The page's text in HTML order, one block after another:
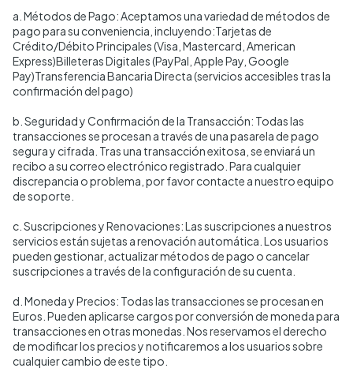
a. Métodos de Pago: Aceptamos una variedad de métodos de
pago para su conveniencia, incluyendo:Tarjetas de
Crédito/Débito Principales (Visa, Mastercard, American
Express)Billeteras Digitales (PayPal, Apple Pay, Google
Pay)Transferencia Bancaria Directa (servicios accesibles tras la
confirmación del pago)
b. Seguridad y Confirmación de la Transacción: Todas las
transacciones se procesan a través de una pasarela de pago
segura y cifrada. Tras una transacción exitosa, se enviará un
recibo a su correo electrónico registrado. Para cualquier
discrepancia o problema, por favor contacte a nuestro equipo
de soporte.
c. Suscripciones y Renovaciones: Las suscripciones a nuestros
servicios están sujetas a renovación automática. Los usuarios
pueden gestionar, actualizar métodos de pago o cancelar
suscripciones a través de la configuración de su cuenta.
d. Moneda y Precios: Todas las transacciones se procesan en
Euros. Pueden aplicarse cargos por conversión de moneda para
transacciones en otras monedas. Nos reservamos el derecho
de modificar los precios y notificaremos a los usuarios sobre
cualquier cambio de este tipo.